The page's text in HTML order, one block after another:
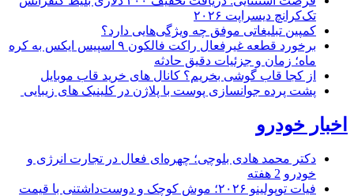
تک‌کرانچ دیسراپت ۲۰۲۶
کمپین تبلیغاتی موفق چه ویژگی‌هایی دارد؟
برخورد قطعه غیرفعال راکت فالکون ۹ اسپیس ایکس به کره
ماه؛ زمان و جزئیات دقیق حادثه
از کجا قاب گوشی بخریم؟ کانال های خرید قاب موبایل
پشت پرده جوانسازی پوست با پلاژن در کلینیک های زیبایی
اخبار خودرو
دکتر محمد هادی بلوچی؛ چهره‌ای فعال در تجارت انرژی و
خودرو 2 هفته
فیات توپولینو ۲۰۲۶؛ موش کوچک و دوست‌داشتنی با قیمت